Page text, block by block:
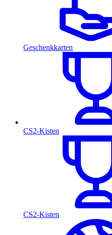
Geschenkkarten
CS2-Kisten
CS2-Kisten